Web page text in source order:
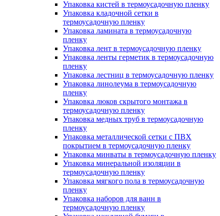
Упаковка кистей в термоусадочную пленку
Упаковка кладочной сетки в
термоусадочную пленку
Упаковка ламината в термоусадочную
пленку
Упаковка лент в термоусадочную пленку
Упаковка ленты герметик в термоусадочную
пленку
Упаковка лестниц в термоусадочную пленку
Упаковка линолеума в термоусадочную
пленку
Упаковка люков скрытого монтажа в
термоусадочную пленку
Упаковка медных труб в термоусадочную
пленку
Упаковка металлической сетки с ПВХ
покрытием в термоусадочную пленку
Упаковка минваты в термоусадочную пленку
Упаковка минеральной изоляции в
термоусадочную пленку
Упаковка мягкого пола в термоусадочную
пленку
Упаковка наборов для ванн в
термоусадочную пленку